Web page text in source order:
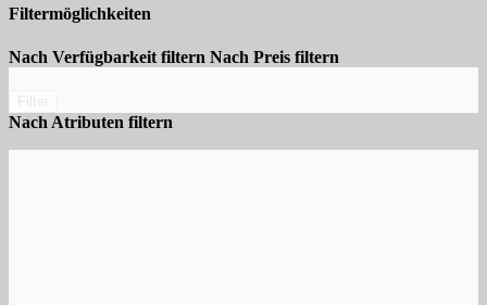
Filtermöglichkeiten
Nach Verfügbarkeit filtern Nach Preis filtern
Nach Atributen filtern